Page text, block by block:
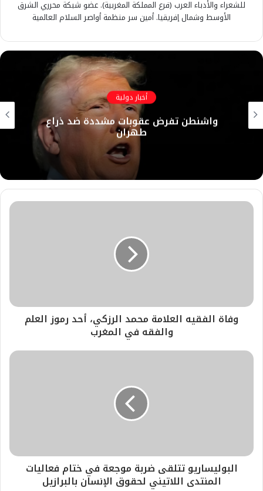
للشعراء والأدباء العرب (فرع المملكة المغربية). عضو شبكة محرري الشرق
الأوسط وشمال إفريقيا. أمين سر منظمة أواصر السلام العالمية
أخبار دولية
واشنطن تفرض عقوبات مشددة ضد ذراع
طهران
وفاة الفقيه العلامة محمد الرزكي، أحد رموز العلم
والفقه في المغرب
البوليساريو تتلقى ضربة موجعة في ختام فعاليات
المنتدى اللاتيني لحقوق الإنسان بالبرازيل